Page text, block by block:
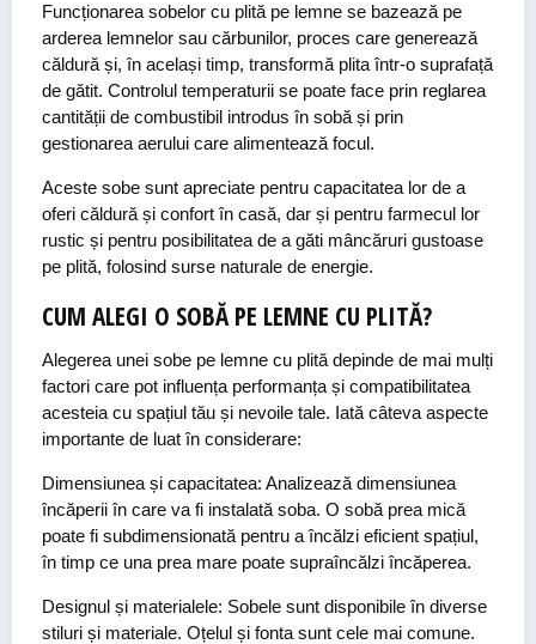
Funcționarea sobelor cu plită pe lemne se bazează pe
arderea lemnelor sau cărbunilor, proces care generează
căldură și, în același timp, transformă plita într-o suprafață
de gătit. Controlul temperaturii se poate face prin reglarea
cantității de combustibil introdus în sobă și prin
gestionarea aerului care alimentează focul.
Aceste sobe sunt apreciate pentru capacitatea lor de a
oferi căldură și confort în casă, dar și pentru farmecul lor
rustic și pentru posibilitatea de a găti mâncăruri gustoase
pe plită, folosind surse naturale de energie.
CUM ALEGI O SOBĂ PE LEMNE CU PLITĂ?
Alegerea unei sobe pe lemne cu plită depinde de mai mulți
factori care pot influența performanța și compatibilitatea
acesteia cu spațiul tău și nevoile tale. Iată câteva aspecte
importante de luat în considerare:
Dimensiunea și capacitatea: Analizează dimensiunea
încăperii în care va fi instalată soba. O sobă prea mică
poate fi subdimensionată pentru a încălzi eficient spațiul,
în timp ce una prea mare poate supraîncălzi încăperea.
Designul și materialele: Sobele sunt disponibile în diverse
stiluri și materiale. Oțelul și fonta sunt cele mai comune.